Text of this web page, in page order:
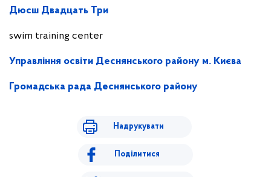
Дюсш Двадцать Три
swim training center
Управління освіти Деснянського району м. Києва
Громадська рада Деснянського району
Надрукувати
Поділитися